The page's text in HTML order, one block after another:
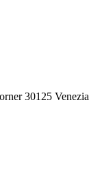
30125 Venezia